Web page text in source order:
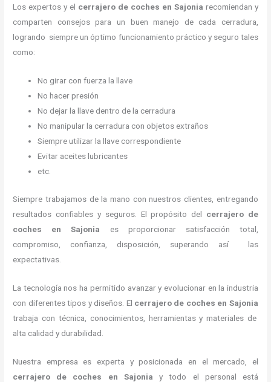
Los expertos y el cerrajero de coches en Sajonia recomiendan y
comparten consejos para un buen manejo de cada cerradura,
logrando siempre un óptimo funcionamiento práctico y seguro tales
como:
No girar con fuerza la llave
No hacer presión
No dejar la llave dentro de la cerradura
No manipular la cerradura con objetos extraños
Siempre utilizar la llave correspondiente
Evitar aceites lubricantes
etc.
Siempre trabajamos de la mano con nuestros clientes, entregando
resultados confiables y seguros. El propósito del cerrajero de
coches en Sajonia es proporcionar satisfacción total,
compromiso, confianza, disposición, superando así las
expectativas.
La tecnología nos ha permitido avanzar y evolucionar en la industria
con diferentes tipos y diseños. El cerrajero de coches en Sajonia
trabaja con técnica, conocimientos, herramientas y materiales de
alta calidad y durabilidad.
Nuestra empresa es experta y posicionada en el mercado, el
cerrajero de coches en Sajonia y todo el personal está